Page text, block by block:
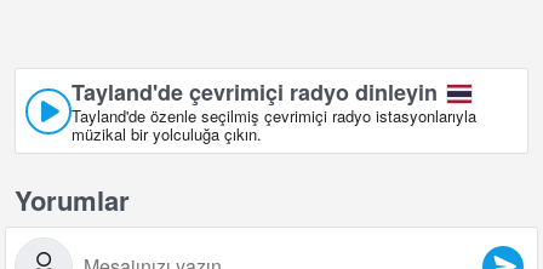
Tayland'de çevrimiçi radyo dinleyin
Tayland'de özenle seçilmiş çevrimiçi radyo istasyonlarıyla
müzikal bir yolculuğa çıkın.
Yorumlar